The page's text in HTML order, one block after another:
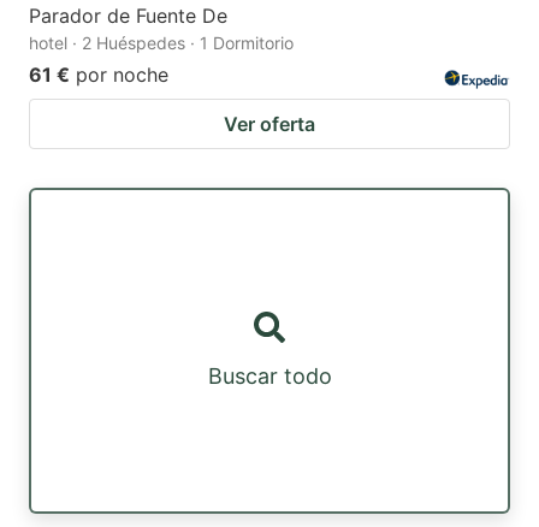
Parador de Fuente De
hotel · 2 Huéspedes · 1 Dormitorio
61 € por noche
Ver oferta
Buscar todo